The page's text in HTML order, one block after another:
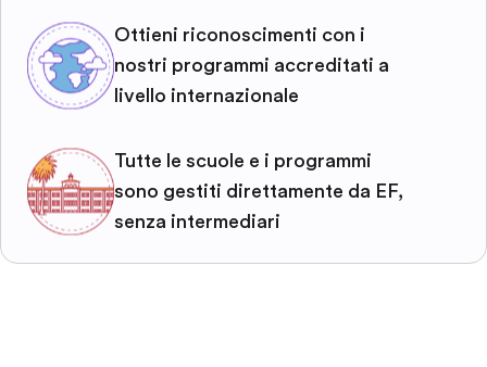
Ottieni riconoscimenti con i
nostri programmi accreditati a
livello internazionale
Tutte le scuole e i programmi
sono gestiti direttamente da EF,
senza intermediari